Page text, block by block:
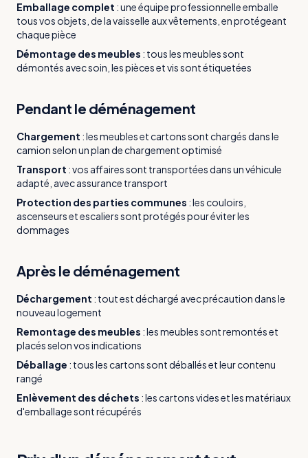
Emballage complet :une équipe professionnelle emballe
tous vos objets, de la vaisselle aux vêtements, en protégeant
chaque pièce
Démontage des meubles : tous les meubles sont
démontés avec soin, les pièces et vis sont étiquetées
Pendant le déménagement
Chargement :les meubles et cartons sont chargés dans le
camion selon un plan de chargement optimisé
Transport :vos affaires sont transportées dans un véhicule
adapté, avec assurance transport
Protection des parties communes :les couloirs,
ascenseurs et escaliers sont protégés pour éviter les
dommages
Après le déménagement
Déchargement : tout est déchargé avec précaution dans le
nouveau logement
Remontage des meubles :les meubles sont remontés et
placés selon vos indications
Déballage : tous les cartons sont déballés et leur contenu
rangé
Enlèvement des déchets :les cartons vides et les matériaux
d'emballage sont récupérés